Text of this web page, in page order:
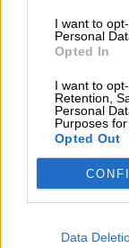
I want to
Personal
Opted In
I want to
Retention,
Personal
Purposes
Opted Out
Data
Kavita Patel -
καινοτόμα
06.08.2026 - 11:37
Μείωση
ζητούν οι
06.08.2026 - 10:45
Ευρώπη: Μπορεί η
ενεργειακή κρίση;
06.08.2026 - 09:15